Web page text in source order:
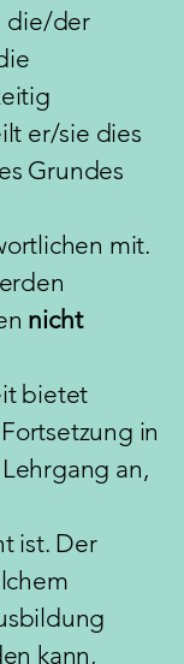
die/der
er/sie dies
Grundes
mit.
nicht
bietet
in
an,
ist. Der
kann,